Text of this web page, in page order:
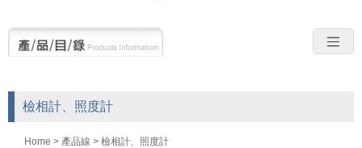
檢相計、照度計
Home > 產品線 > 檢相計、照度計